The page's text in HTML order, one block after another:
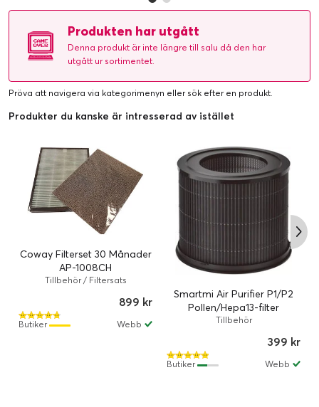
Produkten har utgått
Denna produkt är inte längre till salu då den har
utgått ur sortimentet.
Pröva att navigera via kategorimenyn eller sök efter en produkt.
Produkter du kanske är intresserad av istället
Coway Filterset 30 Månader
AP-1008CH
Tillbehör / Filtersats
899 kr
Webb
Butiker
Smartmi Air Purifier P1/P2
Pollen/Hepa13-filter
Tillbehör
399 kr
Webb
Butiker